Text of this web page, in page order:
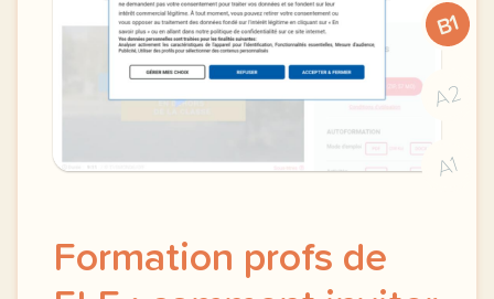
B1
A2
A1
Formation profs de